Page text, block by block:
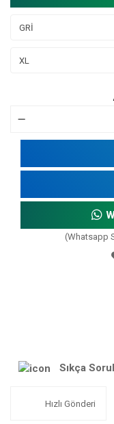
(Whatsapp
Sıkça
Hızlı Gönderi